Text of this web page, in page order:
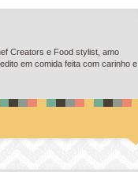
Creators e Food stylist, amo
em comida feita com carinho e